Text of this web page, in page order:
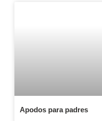
Apodos para padres